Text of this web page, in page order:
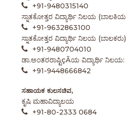
+91-9480315140
ಸ್ನಾತಕೋತ್ತರ ವಿದ್ಯಾರ್ಥಿ ನಿಲಯ
+91-9632863100
ಸ್ನಾತಕೋತ್ತರ ವಿದ್ಯಾರ್ಥಿ ನಿಲಯ
+91-9480704010
ಡಾ.ಅಂತರರಾಷ್ಟಿçÃಯ ವಿದ್ಯಾರ್ಥಿ ನಿಲಯ:
+91-9448666842
ಸಹಾಯಕ ಕುಲಸಚಿವ,
ಕೃಷಿ ಮಹಾವಿದ್ಯಾಲಯ
+91-80-2333 0684